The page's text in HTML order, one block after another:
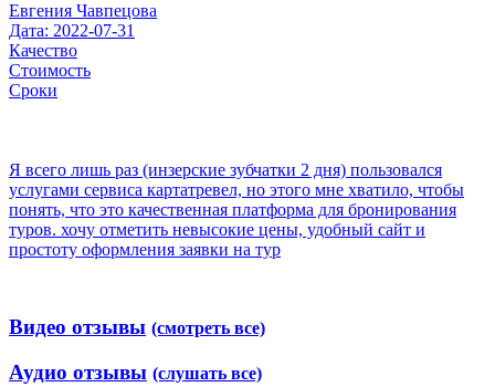
Евгения Чавпецова
Дата: 2022-07-31
Качество
Стоимость
Сроки
Я всего лишь раз (инзерские зубчатки 2 дня) пользовался
услугами сервиса картатревел, но этого мне хватило, чтобы
понять, что это качественная платформа для бронирования
туров. хочу отметить невысокие цены, удобный сайт и
простоту оформления заявки на тур
Видео отзывы (смотреть все)
Аудио отзывы (слушать все)